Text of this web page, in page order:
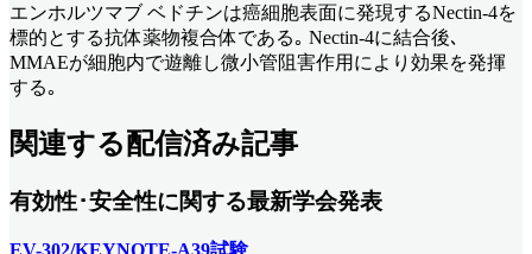
エンホルツマブ ベドチンは癌細胞表面に発現するNectin-4を
標的とする抗体薬物複合体である｡ Nectin-4に結合後､
MMAEが細胞内で遊離し微小管阻害作用により効果を発揮
する｡
関連する配信済み記事
有効性･安全性に関する最新学会発表